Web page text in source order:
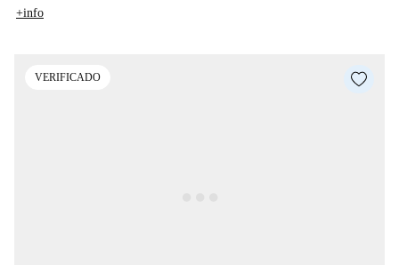
+info
VERIFICADO